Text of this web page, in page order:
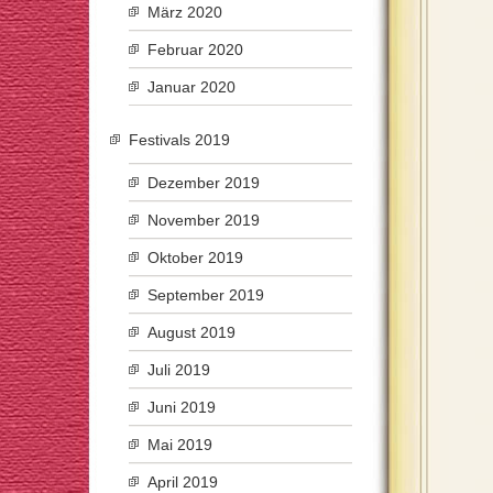
März 2020
Februar 2020
Januar 2020
Festivals 2019
Dezember 2019
November 2019
Oktober 2019
September 2019
August 2019
Juli 2019
Juni 2019
Mai 2019
April 2019